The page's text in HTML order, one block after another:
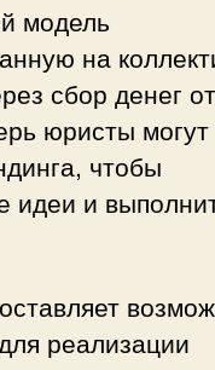
модель
на
сбор денег от
юристы могут
чтобы
идеи и
реализации